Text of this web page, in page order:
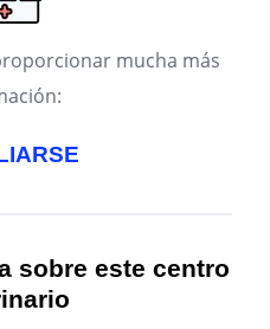
mucha más
sobre este centro